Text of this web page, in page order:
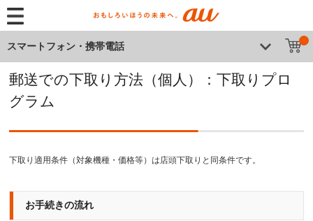
スマートフォン・携帯電話
郵送での下取り方法（個人）：下取りプロ
グラム
下取り適用条件（対象機種・価格等）は店頭下取りと同条件です。
お手続きの流れ